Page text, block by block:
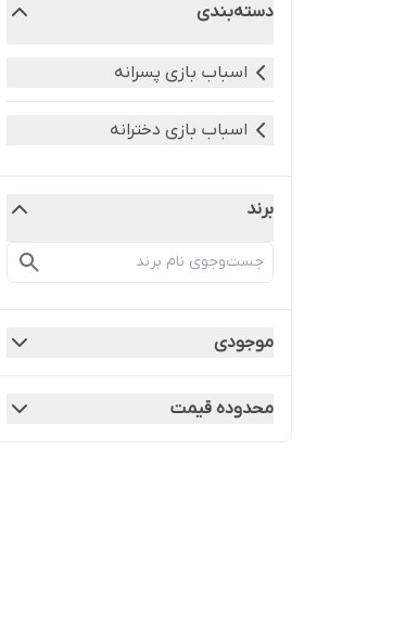
دسته‌بندی
اسباب بازی پسرانه
اسباب بازی دخترانه
برند
موجودی
محدوده قیمت